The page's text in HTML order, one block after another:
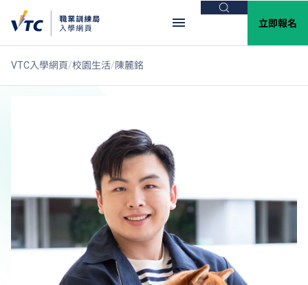
搜尋
立即報名
VTC入學網頁 校園生活 陳麓銘